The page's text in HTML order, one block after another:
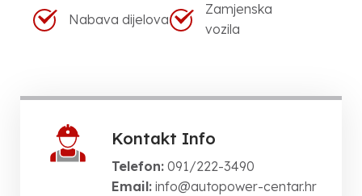
Nabava dijelova
Zamjenska
vozila
Kontakt Info
Telefon: 091/222-3490
Email: info@autopower-centar.hr